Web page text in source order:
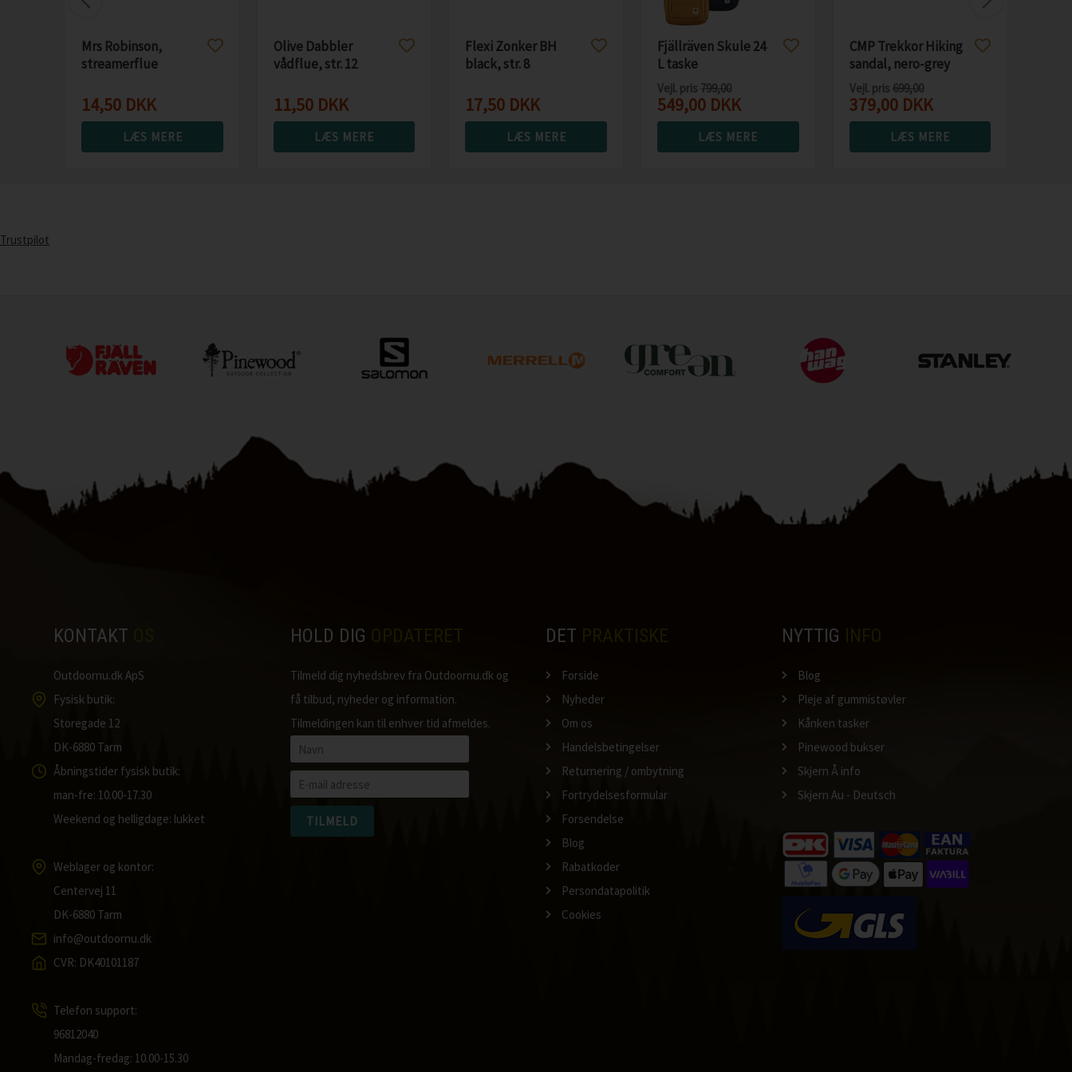
Mrs Robinson,
streamerflue
14,50 DKK
LÆS MERE
Olive Dabbler
vådflue, str. 12
11,50 DKK
LÆS MERE
Flexi Zonker BH
black, str. 8
17,50 DKK
LÆS MERE
Fjällräven Skule 24
L taske
Vejl. pris 799,00
549,00 DKK
LÆS MERE
CMP Trekkor Hiking
sandal, nero-grey
Vejl. pris 699,00
379,00 DKK
LÆS MERE
Trustpilot
KONTAKT
Outdoornu.dk ApS
Fysisk butik:
Storegade 12
DK-6880 Tarm
Åbningstider fysisk butik:
man-fre: 10.00-17.30
Weekend og helligdage: lukket
Weblager og kontor:
Centervej 11
DK-6880 Tarm
info@outdoornu.dk
CVR: DK40101187
Telefon support:
96812040
Mandag-fredag: 10.00-15.30
HOLD DIG
Tilmeld dig nyhedsbrev fra Outdoornu.dk og
få tilbud, nyheder og information.
Tilmeldingen kan til enhver tid afmeldes.
DET
Forside
Nyheder
Om os
Handelsbetingelser
Returnering / ombytning
Fortrydelsesformular
Forsendelse
Blog
Rabatkoder
Persondatapolitik
Cookies
NYTTIG
Blog
Pleje af gummistøvler
Kånken tasker
Pinewood bukser
Skjern Å info
Skjern Au - Deutsch